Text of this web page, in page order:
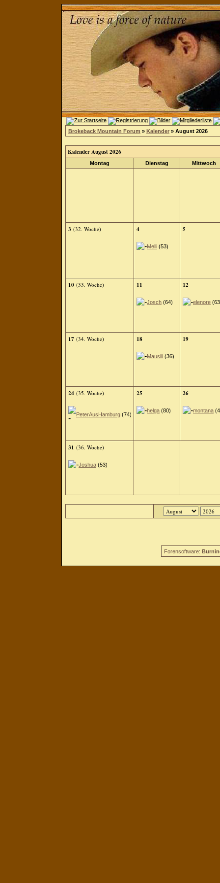
Brokeback Mountain Forum » Kalender » August 2026
Kalender August 2026
Montag Dienstag Mittwoch
3 (32. Woche) 4
Melli (53)
5
10 (33. Woche) 11
Josch (64)
12
elenore
17 (34. Woche) 18
Mausiii (36)
19
24 (35. Woche)
PeterAusHamburg (74)
25
helga (80)
26
montana
31 (36. Woche)
Joshua (53)
Forensoftware: